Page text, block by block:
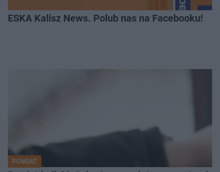
ESKA Kalisz News. Polub nas na Facebooku!
POWIAT